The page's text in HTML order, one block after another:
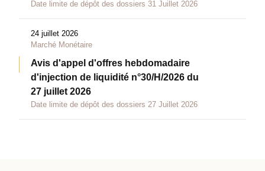
Date limite de dépôt des dossiers 31 Juillet 2026
24 juillet 2026
Marché Monétaire
Avis d'appel d'offres hebdomadaire
d'injection de liquidité n°30/H/2026 du
27 juillet 2026
Date limite de dépôt des dossiers 27 Juillet 2026